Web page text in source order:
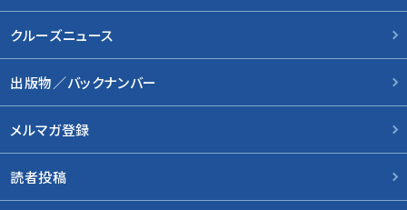
クルーズニュース
出版物／バックナンバー
メルマガ登録
読者投稿